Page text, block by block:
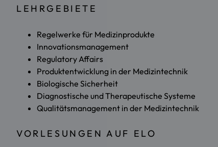
LEHRGEBIETE
Regelwerke für Medizinprodukte
Innovationsmanagement
Regulatory Affairs
Produktentwicklung in der Medizintechnik
Biologische Sicherheit
Diagnostische und Therapeutische Systeme
Qualitätsmanagement in der Medizintechnik
VORLESUNGEN AUF ELO